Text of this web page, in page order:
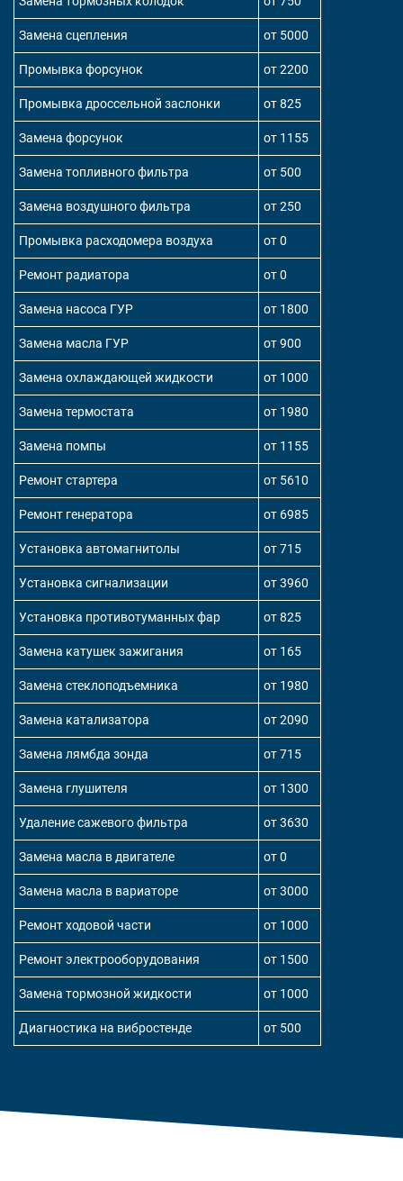
Замена сцепления от 5000
Промывка форсунок от 2200
Промывка дроссельной заслонки от 825
Замена форсунок от 1155
Замена топливного фильтра от 500
Замена воздушного фильтра от 250
Промывка расходомера воздуха от 0
Ремонт радиатора от 0
Замена насоса ГУР от 1800
Замена масла ГУР от 900
Замена охлаждающей жидкости от 1000
Замена термостата от 1980
Замена помпы от 1155
Ремонт стартера от 5610
Ремонт генератора от 6985
Установка автомагнитолы от 715
Установка сигнализации от 3960
Установка противотуманных фар от 825
Замена катушек зажигания от 165
Замена стеклоподъемника от 1980
Замена катализатора от 2090
Замена лямбда зонда от 715
Замена глушителя от 1300
Удаление сажевого фильтра от 3630
Замена масла в двигателе от 0
Замена масла в вариаторе от 3000
Ремонт ходовой части от 1000
Ремонт электрооборудования от 1500
Замена тормозной жидкости от 1000
Диагностика на вибростенде от 500